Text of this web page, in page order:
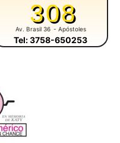
308
Av. Brasil 36 - Apóstoles
Tel: 3758-650253